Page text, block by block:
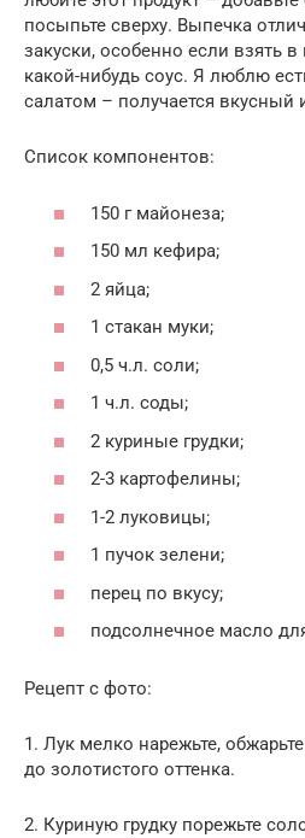
посыпьте сверху. Выпечка
закуски, особенно если взять в
какой-нибудь соус. Я люблю
салатом – получается вкусный
Список компонентов:
150 г майонеза;
150 мл кефира;
2 яйца;
1 стакан муки;
0,5 ч.л. соли;
1 ч.л. соды;
2 куриные грудки;
2-3 картофелины;
1-2 луковицы;
1 пучок зелени;
перец по вкусу;
подсолнечное масло
Рецепт с фото:
1. Лук мелко нарежьте,
до золотистого оттенка.
2. Куриную грудку порежьте